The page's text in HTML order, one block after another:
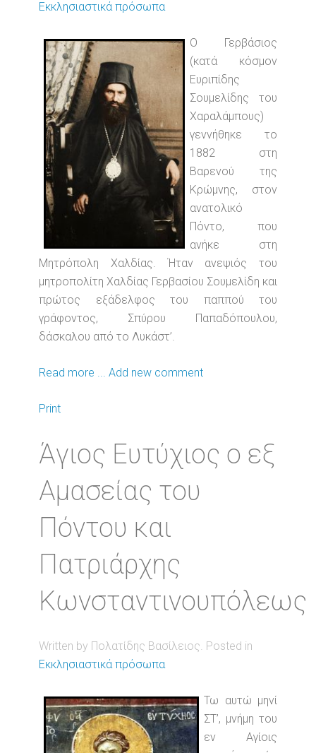
Εκκλησιαστικά πρόσωπα
Ο Γερβάσιος
(κατά κόσμον
Ευριπίδης
Σουμελίδης του
Χαραλάμπους)
γεννήθηκε το
1882 στη
Βαρενού της
Κρώμνης, στον
ανατολικό
Πόντο, που
ανήκε στη
Μητρόπολη Χαλδίας. Ήταν ανεψιός του
μητροπολίτη Χαλδίας Γερβασίου Σουμελίδη και
πρώτος εξάδελφος του παππού του
γράφοντος, Σπύρου Παπαδόπουλου,
δάσκαλου από το Λυκάστ’.
Read more ... Add new comment
Print
Άγιος Ευτύχιος ο εξ
Αμασείας του
Πόντου και
Πατριάρχης
Κωνσταντινουπόλεως
Written by Πολατίδης Βασίλειος. Posted in
Εκκλησιαστικά πρόσωπα
Τω αυτώ μηνί
ΣΤ’, μνήμη του
εν Αγίοις